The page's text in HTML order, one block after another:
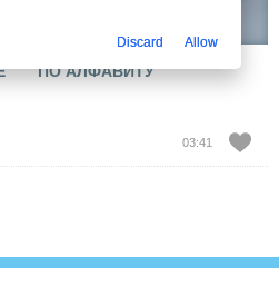
ПО АЛФАВИТУ
03:41
Discard Allow